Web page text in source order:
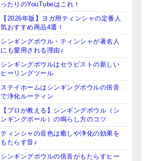
ったりのYouTubeはこれ！
【2026年版】ヨガ用ティンシャの定番人
気おすすめ商品4選！
シンギングボウル・ティンシャが著名人
にも愛用される理由♪
シンギングボウルはセラピストの新しい
ヒーリングツール
ステイホームはシンギングボウルの倍音
で浄化ルーティン
【プロが教える】シンギングボウル（シ
ンギングボール）の鳴らし方のコツ
ティンシャの音色は癒しや浄化の効果を
もたらす音♪
シンギングボウルの倍音がもたらすヒー